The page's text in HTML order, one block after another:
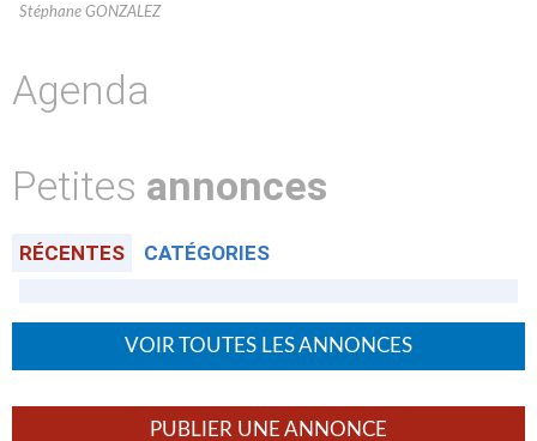
Stéphane GONZALEZ
Agenda
Petites annonces
RÉCENTES CATÉGORIES
VOIR TOUTES LES ANNONCES
PUBLIER UNE ANNONCE